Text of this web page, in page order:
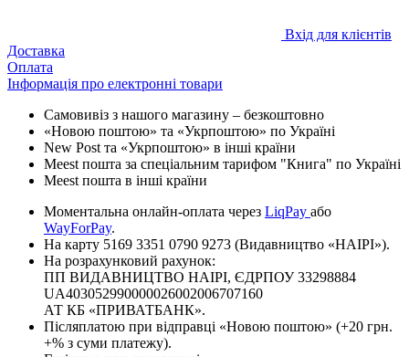
Вхід для клієнтів
Доставка
Оплата
Інформація про електронні товари
Самовивіз з нашого магазину – безкоштовно
«Новою поштою» та «Укрпоштою» по Україні
New Post та «Укрпоштою» в інші країни
Meest пошта за спеціальним тарифом "Книга" по Україні
Meest пошта в інші країни
Моментальна онлайн-оплата через LiqPay або
WayForPay.
На карту 5169 3351 0790 9273 (Видавництво «НАІРІ»).
На розрахунковий рахунок:
ПП ВИДАВНИЦТВО НАІРІ, ЄДРПОУ 33298884
UA403052990000026002006707160
АТ КБ «ПРИВАТБАНК».
Післяплатою при відправці «Новою поштою» (+20 грн.
+% з суми платежу).